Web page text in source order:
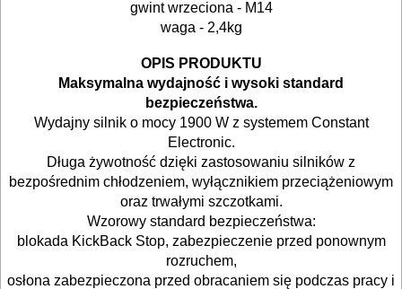
tarczowe
piły
betonu
komórkowego
gwint wrzeciona - M14
waga - 2,4kg
OPIS PRODUKTU
Maksymalna wydajność i wysoki standard
bezpieczeństwa.
Wydajny silnik o mocy 1900 W z systemem Constant
Electronic.
Długa żywotność dzięki zastosowaniu silników z
bezpośrednim chłodzeniem, wyłącznikiem przeciążeniowym
oraz trwałymi szczotkami.
Wzorowy standard bezpieczeństwa:
blokada KickBack Stop, zabezpieczenie przed ponownym
rozruchem,
osłona zabezpieczona przed obracaniem się podczas pracy i